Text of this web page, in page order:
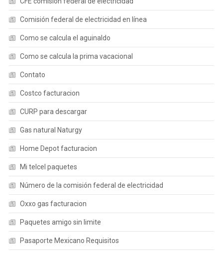
Comisión federal de electricidad en línea
Como se calcula el aguinaldo
Como se calcula la prima vacacional
Contato
Costco facturacion
CURP para descargar
Gas natural Naturgy
Home Depot facturacion
Mi telcel paquetes
Número de la comisión federal de electricidad
Oxxo gas facturacion
Paquetes amigo sin limite
Pasaporte Mexicano Requisitos